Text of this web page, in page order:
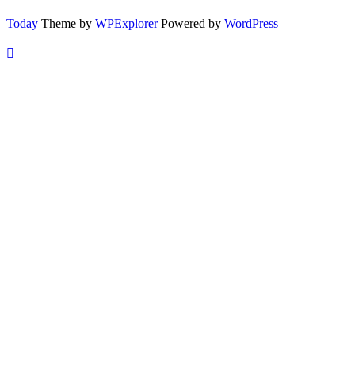
Today Theme by WPExplorerPowered by WordPress